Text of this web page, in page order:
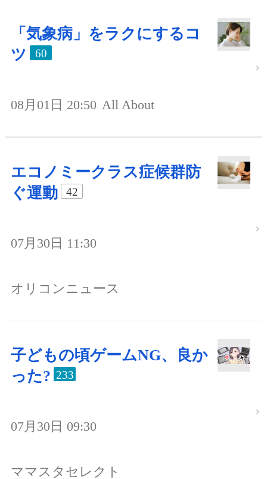
「気象病」をラクにするコ
ツ
60
08月01日 20:50 All About
エコノミークラス症候群防
ぐ運動
42
07月30日 11:30
オリコンニュース
子どもの頃ゲームNG、良か
った? 233
07月30日 09:30
ママスタセレクト